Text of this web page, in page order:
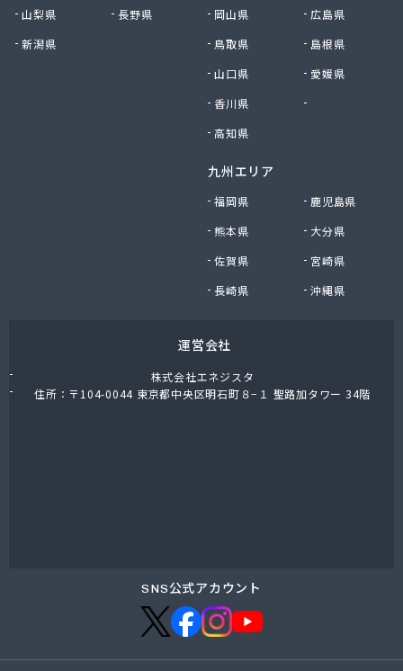
山梨県
長野県
新潟県
岡山県
広島県
鳥取県
島根県
山口県
愛媛県
香川県
高知県
九州エリア
福岡県
鹿児島県
熊本県
大分県
佐賀県
宮崎県
長崎県
沖縄県
運営会社
株式会社エネジスタ
住所：〒104-0044 東京都中央区明石町８−１ 聖路加タワー 34階
SNS公式アカウント